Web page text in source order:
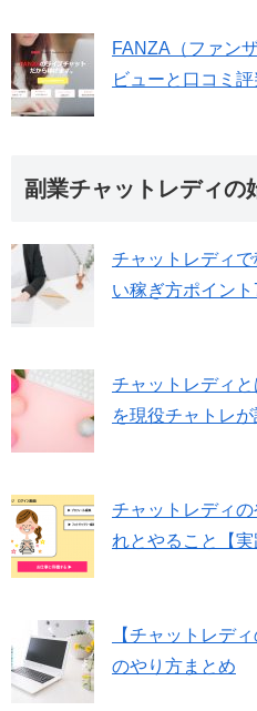
FANZA（ファン
ビューと口コミ
副業チャットレディの
チャットレディ
い稼ぎ方ポイント
チャットレディ
を現役チャトレが
チャットレディ
れとやること【実
【チャットレデ
のやり方まとめ